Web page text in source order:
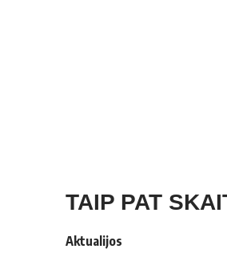
TAIP PAT
Aktualijos